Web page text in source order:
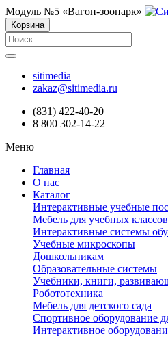
Модуль №5 «Вагон-зоопарк»
Корзина
sitimedia
zakaz@sitimedia.ru
(831) 422-40-20
8 800 302-14-22
Меню
Главная
О нас
Каталог
Интерактивные учебные
Мебель для учебных классов
Интерактивные системы
Учебные микроскопы
Дошкольникам
Образовательные системы
Учебники, книги,
Робототехника
Мебель для детского сада
Спортивное оборудование
Интерактивное